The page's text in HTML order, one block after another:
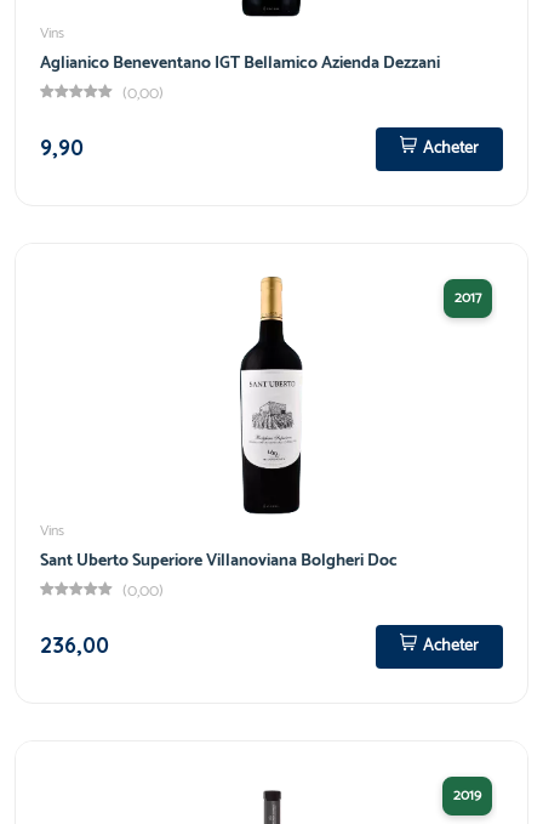
Vins
Aglianico Beneventano IGT Bellamico Azienda Dezzani
(0,00)
9,90
Acheter
2017
Vins
Sant Uberto Superiore Villanoviana Bolgheri Doc
(0,00)
236,00
Acheter
2019